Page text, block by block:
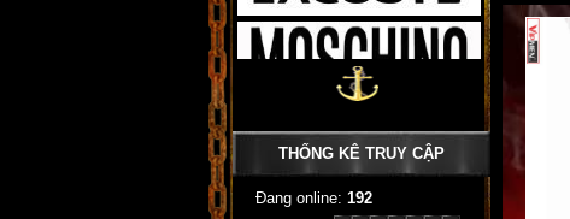
THỐNG KÊ TRUY CẬP
Đang online: 192